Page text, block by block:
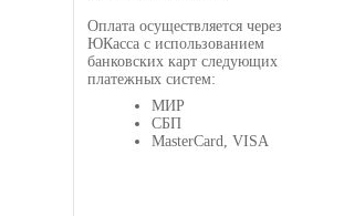
Оплата осуществляется через
ЮКасса с использованием
банковских карт следующих
платежных систем:
МИР
СБП
MasterCard, VISA